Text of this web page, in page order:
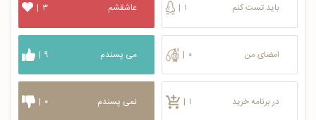
باید تست کنم | ۱
امضای من | ۰
در برنامه خرید | ۱
عاشقشم | ۳
می پسندم | ۹
نمی پسندم | ۰